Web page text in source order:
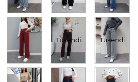
Tükendi Tükendi